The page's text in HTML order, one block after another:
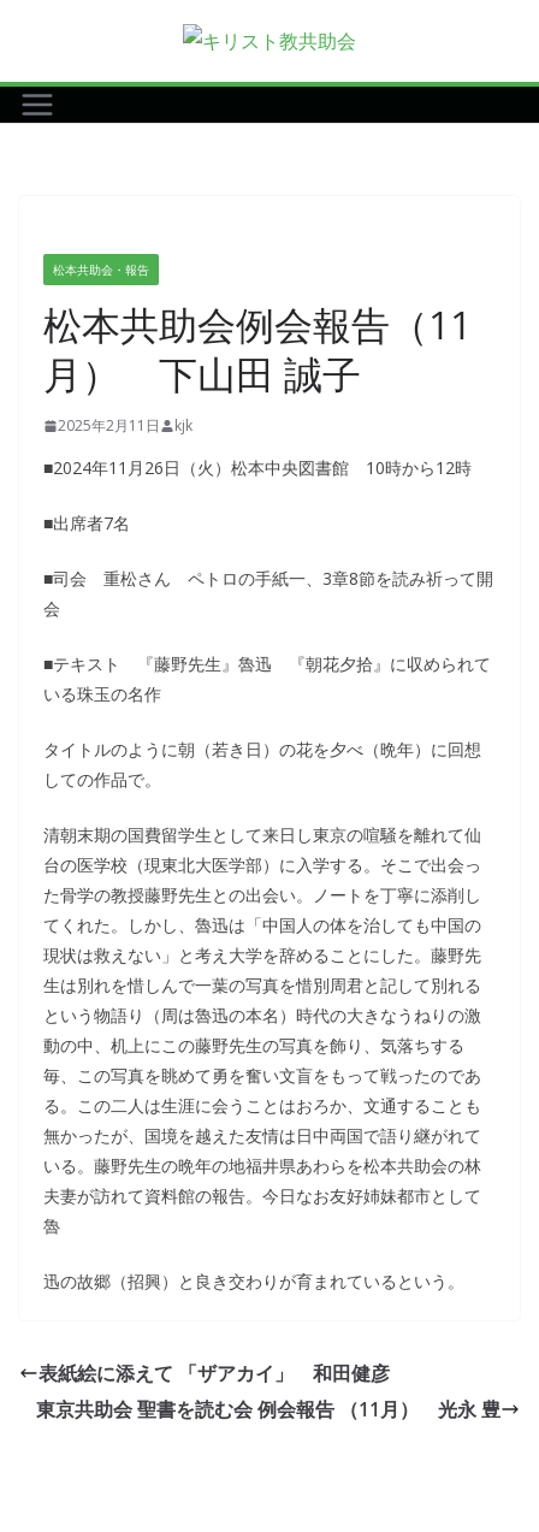
テ
ン
松本共助会・報告
松本共助会例会報告（11
月） 下山田 誠子
2025年2月11日 kjk
■2024年11月26日（火）松本中央図書館 10時から12時
■出席者7名
■司会 重松さん ペトロの手紙一、3章8節を読み祈って開
会
■テキスト 『藤野先生』魯迅 『朝花夕拾』に収められて
いる珠玉の名作
タイトルのように朝（若き日）の花を夕べ（晩年）に回想
しての作品で。
清朝末期の国費留学生として来日し東京の喧騒を離れて仙
台の医学校（現東北大医学部）に入学する。そこで出会っ
た骨学の教授藤野先生との出会い。ノートを丁寧に添削し
てくれた。しかし、魯迅は「中国人の体を治しても中国の
現状は救えない」と考え大学を辞めることにした。藤野先
生は別れを惜しんで一葉の写真を惜別周君と記して別れる
という物語り（周は魯迅の本名）時代の大きなうねりの激
動の中、机上にこの藤野先生の写真を飾り、気落ちする
毎、この写真を眺めて勇を奮い文盲をもって戦ったのであ
る。この二人は生涯に会うことはおろか、文通することも
無かったが、国境を越えた友情は日中両国で語り継がれて
いる。藤野先生の晩年の地福井県あわらを松本共助会の林
夫妻が訪れて資料館の報告。今日なお友好姉妹都市として
魯
迅の故郷（招興）と良き交わりが育まれているという。
表紙絵に添えて 「ザアカイ」 和田健彦
東京共助会 聖書を読む会 例会報告 （11月） 光永 豊